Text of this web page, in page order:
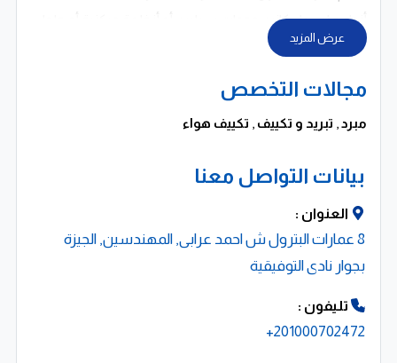
أنواعها سواء كانت وحدات سبليت أو أنظمة مركزية أو حلول
تبريد تجارية وصناعية حيث تعتمد على فريق فني متخصص
أفضل أداء للأجهزة, كما تحرص الشركة على اختيار أفضل
طرق التركيب التي تضمن كفاءة التشغيل وتقليل استهلاك
صيانة دورية وخدمات دعم فني احترافية
تعد خدمات الصيانة من أهم ما يميز شركة فالكون حيث تقدم
برامج صيانة دورية شاملة تهدف إلى الحفاظ على كفاءة
أجهزة التكييف والتبريد وضمان عملها بشكل مستمر دون
أعطال كما توفر الشركة خدمات دعم فني سريعة وفعالة
عرض المزيد
مجالات التخصص
مبرد, تبريد و تكييف , تكييف هواء
بيانات التواصل معنا
العنوان :
8 عمارات البترول ش احمد عرابى, المهندسين, الجيزة
بجوار نادى التوفيقية
تليفون :
201000702472+